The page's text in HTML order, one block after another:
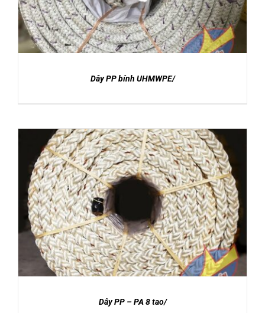
sao
Dây PP bính UHMWPE/
Dây PP – PA 8 tao/